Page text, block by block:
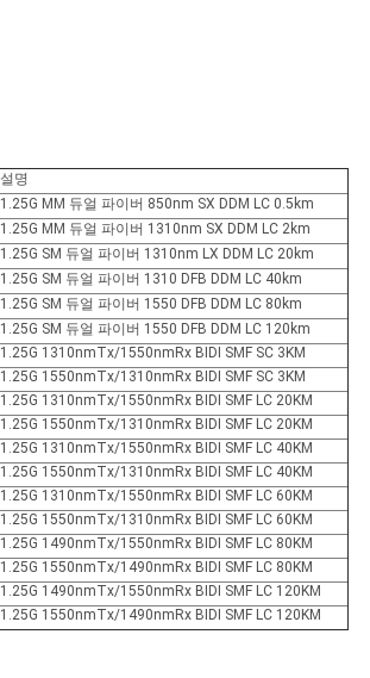
설명
1.25G MM 듀얼 파이버 850nm SX DDM LC 0.5km
1.25G MM 듀얼 파이버 1310nm SX DDM LC 2km
1.25G SM 듀얼 파이버 1310nm LX DDM LC 20km
1.25G SM 듀얼 파이버 1310 DFB DDM LC 40km
1.25G SM 듀얼 파이버 1550 DFB DDM LC 80km
1.25G SM 듀얼 파이버 1550 DFB DDM LC 120km
1.25G 1310nmTx/1550nmRx BIDI SMF SC 3KM
1.25G 1550nmTx/1310nmRx BIDI SMF SC 3KM
1.25G 1310nmTx/1550nmRx BIDI SMF LC 20KM
1.25G 1550nmTx/1310nmRx BIDI SMF LC 20KM
1.25G 1310nmTx/1550nmRx BIDI SMF LC 40KM
1.25G 1550nmTx/1310nmRx BIDI SMF LC 40KM
1.25G 1310nmTx/1550nmRx BIDI SMF LC 60KM
1.25G 1550nmTx/1310nmRx BIDI SMF LC 60KM
1.25G 1490nmTx/1550nmRx BIDI SMF LC 80KM
1.25G 1550nmTx/1490nmRx BIDI SMF LC 80KM
1.25G 1490nmTx/1550nmRx BIDI SMF LC 120KM
1.25G 1550nmTx/1490nmRx BIDI SMF LC 120KM